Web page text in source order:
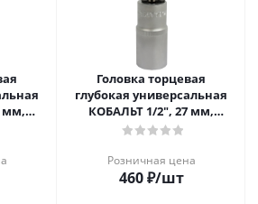
мм,
Головка торцевая
глубокая универсальная
КОБАЛЬТ 1/2", 27 мм,
SPLINE Cr-V (1 шт.) подвес
Розничная цена
460₽/шт